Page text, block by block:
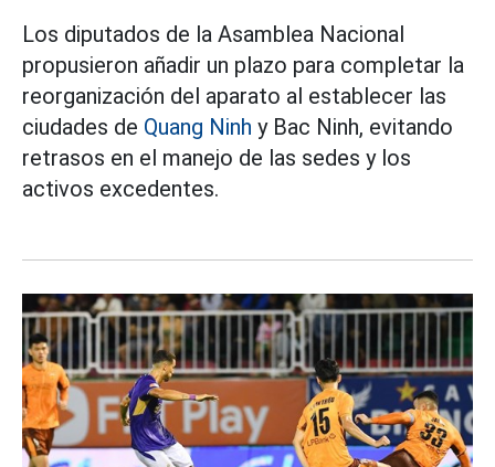
Los diputados de la Asamblea Nacional
propusieron añadir un plazo para completar la
reorganización del aparato al establecer las
ciudades de Quang Ninh y Bac Ninh, evitando
retrasos en el manejo de las sedes y los
activos excedentes.